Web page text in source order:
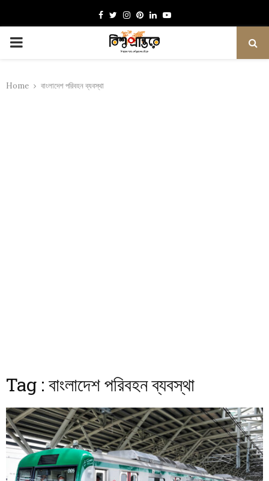
Facebook
TwitterInstagram
Pinterest
LinkedinYoutube
PRIMARY
Home বাংলাদেশ পরিবহন ব্যবস্থা
Tag : বাংলাদেশ পরিবহন ব্যবস্থা